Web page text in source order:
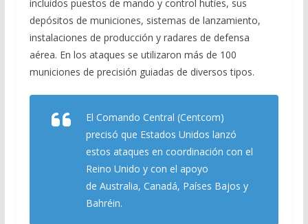
incluidos puestos de mando y control hutíes, sus
depósitos de municiones, sistemas de lanzamiento,
instalaciones de producción y radares de defensa
aérea. En los ataques se utilizaron más de 100
municiones de precisión guiadas de diversos tipos.
El Comando Central (Centcom)
precisó que Estados Unidos lanzó
estos ataques en coordinación con el
Reino Unido y con el apoyo
de Australia, Canadá, Países Bajos y
Bahréin.